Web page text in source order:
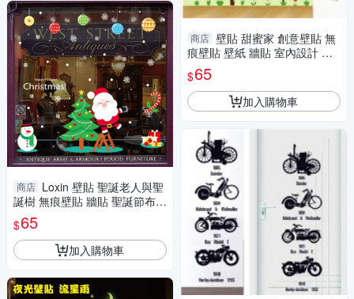
商店 Loxin 壁貼 聖誕老人與聖
誕樹 無痕壁貼 牆貼 聖誕節布置
店面佈置 櫥窗 裝飾佈置
$65
加入購物車
商店 壁貼 甜蜜家 創意壁貼 無
痕壁貼 壁紙 牆貼 室內設計 裝
潢 兒童房佈置 Loxin
$65
加入購物車